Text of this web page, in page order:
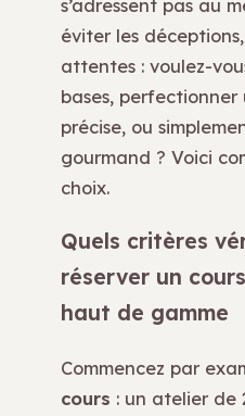
s’adressent pas au
éviter les
attentes : voulez-
bases,
précise, ou
gourmand ? Voici
choix.
Quels critères
réserver un
haut de gamme
Commencez par
cours : un atelier de